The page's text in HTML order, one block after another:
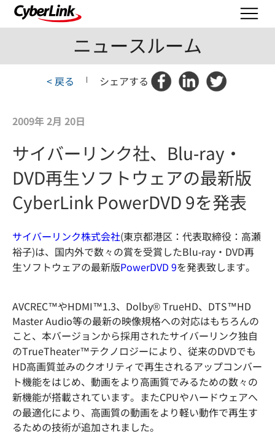
ニュースルーム
< 戻る | シェアする
2009年 2月 20日
サイバーリンク社、Blu-ray・
DVD再生ソフトウェアの最新版
CyberLink PowerDVD 9を発表
サイバーリンク株式会社(東京都港区：代表取締役：高瀬
裕子)は、国内外で数々の賞を受賞したBlu-ray・DVD再
生ソフトウェアの最新版PowerDVD 9を発表致します。
AVCREC™やHDMI™1.3、Dolby® TrueHD、DTS™HD
Master Audio等の最新の映像規格への対応はもちろんの
こと、本バージョンから採用されたサイバーリンク独自
のTrueTheater™テクノロジーにより、従来のDVDでも
HD高画質並みのクオリティで再生されるアップコンバー
ト機能をはじめ、動画をより高画質でみるための数々の
新機能が搭載されています。またCPUやハードウェアへ
の最適化により、高画質の動画をより軽い動作で再生す
るための技術が追加されました。